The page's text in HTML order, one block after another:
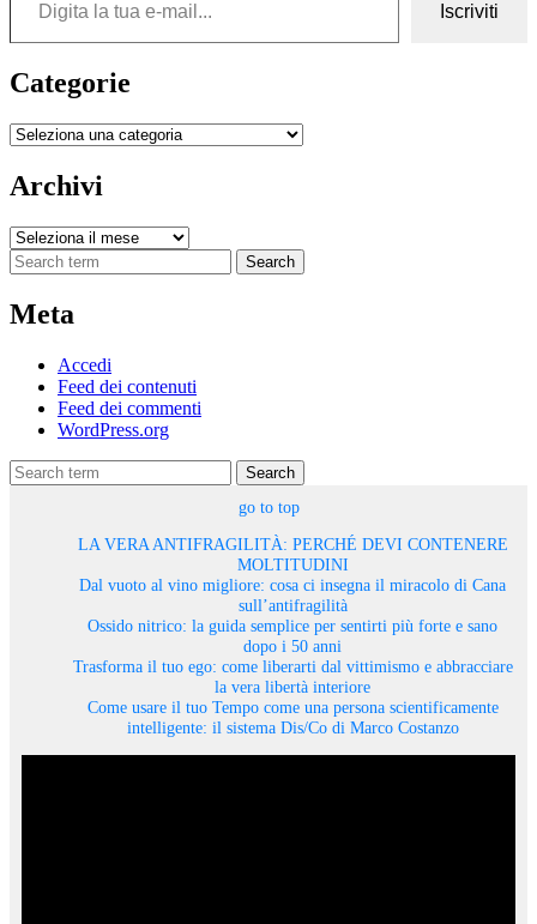
Iscriviti
Categorie
Categorie
Archivi
Archivi
Search
Meta
Accedi
Feed dei contenuti
Feed dei commenti
WordPress.org
Search
go to top
LA VERA ANTIFRAGILITÀ: PERCHÉ DEVI CONTENERE
MOLTITUDINI
Dal vuoto al vino migliore: cosa ci insegna il miracolo di Cana
sull’antifragilità
Ossido nitrico: la guida semplice per sentirti più forte e sano
dopo i 50 anni
Trasforma il tuo ego: come liberarti dal vittimismo e abbracciare
la vera libertà interiore
Come usare il tuo Tempo come una persona scientificamente
intelligente: il sistema Dis/Co di Marco Costanzo